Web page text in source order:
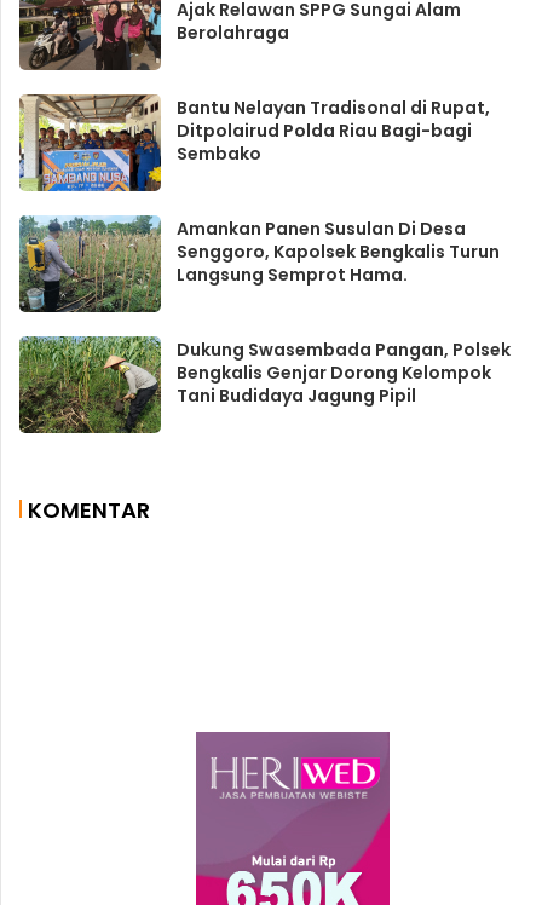
Ajak Relawan SPPG Sungai Alam
Berolahraga
Bantu Nelayan Tradisonal di Rupat,
Ditpolairud Polda Riau Bagi-bagi
Sembako
Amankan Panen Susulan Di Desa
Senggoro, Kapolsek Bengkalis Turun
Langsung Semprot Hama.
Dukung Swasembada Pangan, Polsek
Bengkalis Genjar Dorong Kelompok
Tani Budidaya Jagung Pipil
KOMENTAR